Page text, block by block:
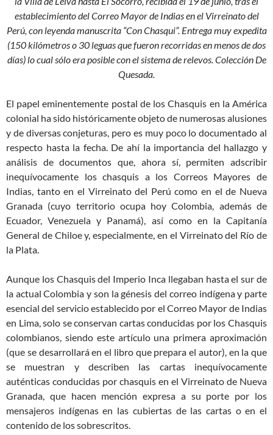
establecimiento del Correo Mayor de Indias en el Virreinato del
Perú, con leyenda manuscrita “Con Chasqui”. Entrega muy expedita
(150 kilómetros o 30 leguas que fueron recorridas en menos de dos
días) lo cual sólo era posible con el sistema de relevos. Colección De
Quesada.
El papel eminentemente postal de los Chasquis en la América
colonial ha sido históricamente objeto de numerosas alusiones
y de diversas conjeturas, pero es muy poco lo documentado al
respecto hasta la fecha. De ahí la importancia del hallazgo y
análisis de documentos que, ahora sí, permiten adscribir
inequívocamente los chasquis a los Correos Mayores de
Indias, tanto en el Virreinato del Perú como en el de Nueva
Granada (cuyo territorio ocupa hoy Colombia, además de
Ecuador, Venezuela y Panamá), así como en la Capitanía
General de Chiloe y, especialmente, en el Virreinato del Río de
la Plata.
Aunque los Chasquis del Imperio Inca llegaban hasta el sur de
la actual Colombia y son la génesis del correo indígena y parte
esencial del servicio establecido por el Correo Mayor de Indias
en Lima, solo se conservan cartas conducidas por los Chasquis
colombianos, siendo este artículo una primera aproximación
(que se desarrollará en el libro que prepara el autor), en la que
se muestran y describen las cartas inequívocamente
auténticas conducidas por chasquis en el Virreinato de Nueva
Granada, que hacen mención expresa a su porte por los
mensajeros indígenas en las cubiertas de las cartas o en el
contenido de los sobrescritos.